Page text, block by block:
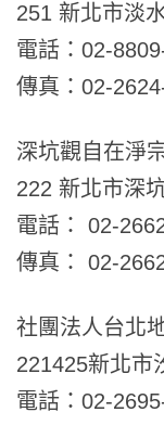
251 新北市淡
電話：02-
傳真：02-
深坑觀自在淨
222 新北市深
電話： 02-
傳真： 02-
社團法人台北
221425新北市
電話：02-